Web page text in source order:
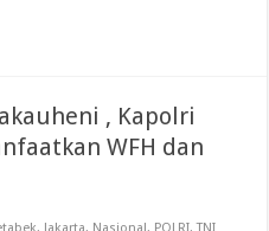
, Kapolri
WFH dan